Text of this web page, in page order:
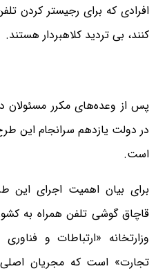
افرادی که برای رجیستر کردن
کنند، بی تردید کلاهبردار هستند.
پس از وعده‌های مکرر
در دولت یازدهم سرانجام این
است.
برای بیان اهمیت اجرای این
قاچاق گوشی‌ تلفن همراه به
وزارتخانه «ارتباطات و
تجارت» است که مجریان